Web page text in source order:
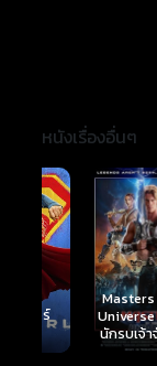
หนังเรื่องอื่นๆ
Masters of the
Universe (2026)
นักรบเจ้าจักรวาล